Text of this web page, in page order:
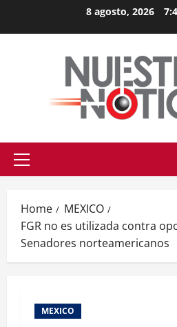
8 agosto, 2026
Primary
Home
MEXICO
FGR no es utilizada contra
Senadores norteamericanos
MEXICO